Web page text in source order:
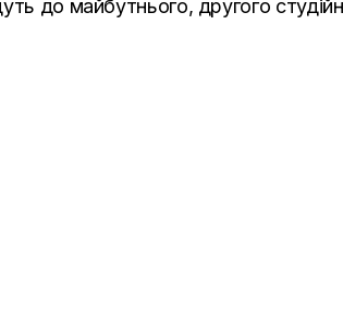
до майбутнього, другого